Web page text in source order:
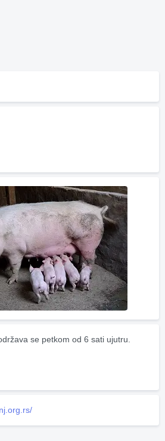
se petkom od 6 sati ujutru.